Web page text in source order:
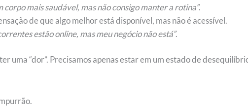
corpo mais saudável, mas não consigo manter a rotina”.
de que algo melhor está disponível, mas não é acessível.
estão online, mas meu negócio não está”.
uma “dor”. Precisamos apenas estar em um estado de